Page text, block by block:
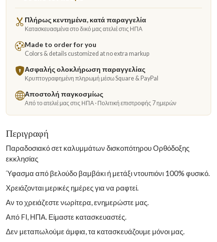
Πλήρως κεντημένα, κατά παραγγελία
Κατασκευασμένα στο δικό μας ατελιέ στις ΗΠΑ
Made to order for you
Colors & details customized at no extra markup
Ασφαλής ολοκλήρωση παραγγελίας
Κρυπτογραφημένη πληρωμή μέσω Square & PayPal
Αποστολή παγκοσμίως
Από το ατελιέ μας στις ΗΠΑ · Πολιτική επιστροφής 7 ημερών
Περιγραφή
Παραδοσιακό σετ καλυμμάτων δισκοπότηρου Ορθόδοξης
εκκλησίας
Ύφασμα από βελούδο βαμβάκι ή μετάξι ντουπιόνι 100% φυσικό.
Χρειάζονται μερικές ημέρες για να ραφτεί.
Αν το χρειάζεστε νωρίτερα, ενημερώστε μας.
Από Fl, ΗΠΑ. Είμαστε κατασκευαστές.
Δεν μεταπωλούμε άμφια, τα κατασκευάζουμε μόνοι μας.